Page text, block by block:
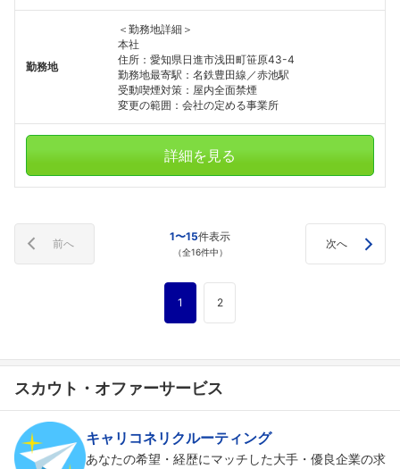
勤務地
＜勤務地詳細＞
本社
住所：愛知県日進市浅田町笹原43-4
勤務地最寄駅：名鉄豊田線／赤池駅
受動喫煙対策：屋内全面禁煙
変更の範囲：会社の定める事業所
詳細を見る
1〜15件表示
（全16件中）
前へ 次へ
1 2
スカウト・オファーサービス
キャリコネリクルーティング
あなたの希望・経歴にマッチした大手・優良企業の求